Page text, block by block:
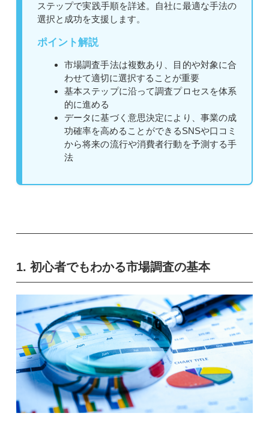
ステップで実践手順を詳述。自社に最適な手法の
選択と成功を支援します。
ポイント解説
市場調査手法は複数あり、目的や対象に合
わせて適切に選択することが重要
基本ステップに沿って調査プロセスを体系
的に進める
データに基づく意思決定により、事業の成
功確率を高めることができるSNSや口コミ
から将来の流行や消費者行動を予測する手
法
1. 初心者でもわかる市場調査の基本